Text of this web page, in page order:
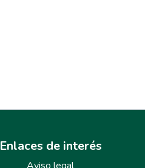
Enlaces de interés